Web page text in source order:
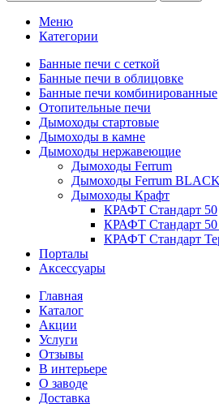
Меню
Категории
Банные печи с сеткой
Банные печи в облицовке
Банные печи комбинированные
Отопительные печи
Дымоходы стартовые
Дымоходы в камне
Дымоходы нержавеющие
Дымоходы Ferrum
Дымоходы Ferrum
Дымоходы Крафт
КРАФТ Стандарт 50
КРАФТ Стандарт 50
КРАФТ Стандарт
Порталы
Аксессуары
Главная
Каталог
Акции
Услуги
Отзывы
В интерьере
О заводе
Доставка